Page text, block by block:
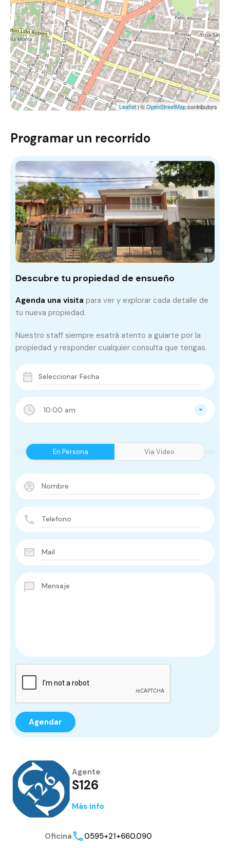
Leaflet| ©OpenStreetMapcontributors
Programar un recorrido
10:00 am
En Persona Via Video
Descubre tu propiedad de ensueño
Agenda una visita para ver y explorar cada detalle de
tu nueva propiedad.
Nuestro staff siempre esatrá atento a guiarte por la
propiedad y responder cualquier consulta que tengas.
Agente
S126
Más info
Oficina
0595+21+660.090